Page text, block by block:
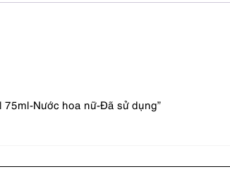
Nước hoa nữ-Đã sử dụng”